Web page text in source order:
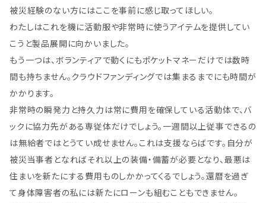
被災経験のない方にはここを事前に感じ取ってほしい。
わたしはこれを機に活動服や非常時に使うアイテムを提供してい
こうと製品展開に向かいました。
もう一つは、ボランティアで動くにもポケットマネーだけでは数時
間も持ちません。クラウドファンディングでは集まるまでにも時間が
かかります。
非常時の瞬発力と持久力は常に費用を確保している活動体で、バ
ックに協力先がある専従体だけでしょう。一週間以上従事できるの
は無給者ではとうてい成せません。これは支援ならばです。自分が
被災当事者となればそれ以上の装備・備蓄が必要となり、最悪は
住まいを新たにする費用ものしかかってくるでしょう。還暦を過ぎ
て身体障害者の私には新たにローンも組むこともできません。